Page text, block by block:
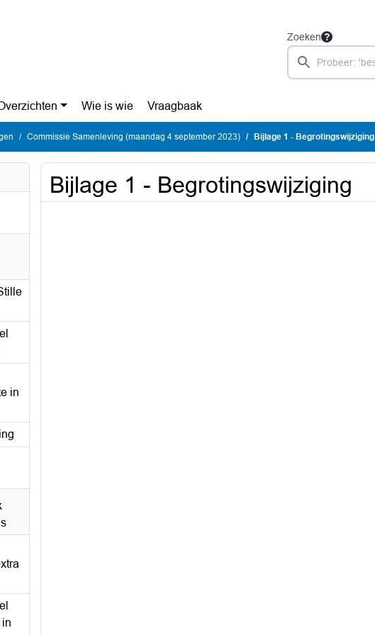
Zoeken
Wie is wie Vraagbaak
Commissie Samenleving (maandag 4 september 2023) Bijlage 1 - Begrotingswijziging
in
Bijlage 1 - Begrotingswijziging